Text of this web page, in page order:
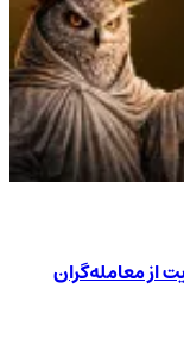
از معامله‌گران